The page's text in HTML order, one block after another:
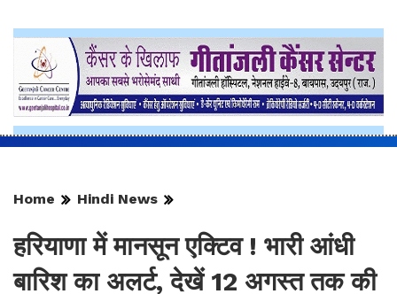
Home Hindi News
हरियाणा में मानसून एक्टिव ! भारी आंधी
बारिश का अलर्ट, देखें 12 अगस्त तक की